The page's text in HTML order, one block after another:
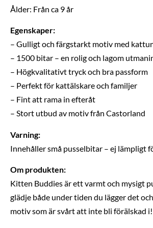
Ålder: Från ca 9 år
Egenskaper:
– Gulligt och färgstarkt motiv med
– 1500 bitar – en rolig och lagom
– Högkvalitativt tryck och bra passform
– Perfekt för kattälskare och familjer
– Fint att rama in efteråt
– Stort utbud av motiv från Castorland
Varning:
Innehåller små pusselbitar – ej lämpligt
Om produkten:
Kitten Buddies är ett varmt och mysigt
glädje både under tiden du lägger det
motiv som är svårt att inte bli förälskad i!